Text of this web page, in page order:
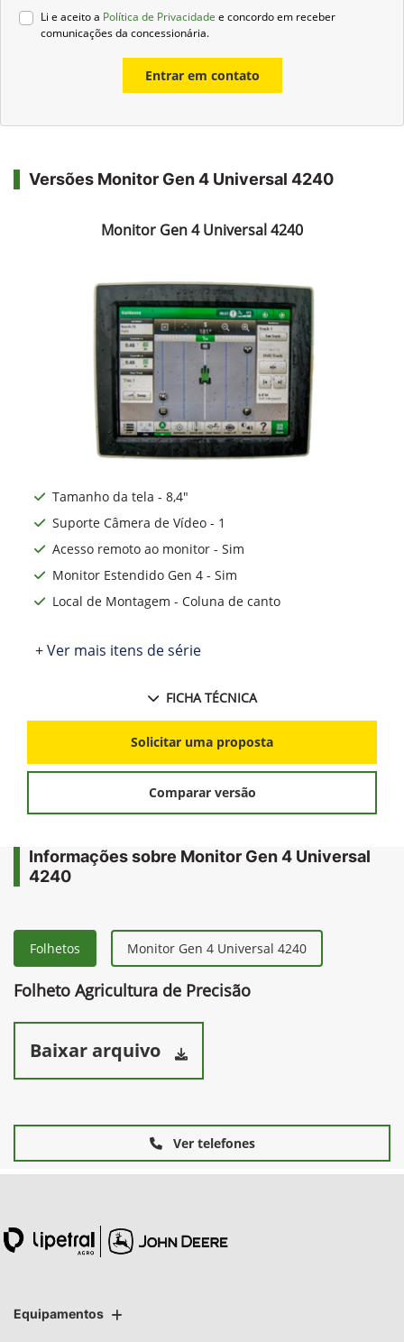
Li e aceito a Política de Privacidade e concordo em receber
comunicações da concessionária.
Entrar em contato
Versões Monitor Gen 4 Universal 4240
Monitor Gen 4 Universal 4240
Tamanho da tela - 8,4"
Suporte Câmera de Vídeo - 1
Acesso remoto ao monitor - Sim
Monitor Estendido Gen 4 - Sim
Local de Montagem - Coluna de canto
+ Ver mais itens de série
FICHA TÉCNICA
Solicitar uma proposta
Comparar versão
Informações sobre Monitor Gen 4 Universal
4240
Folhetos Monitor Gen 4 Universal 4240
Folheto Agricultura de Precisão
Baixar arquivo
Ver telefones
Equipamentos